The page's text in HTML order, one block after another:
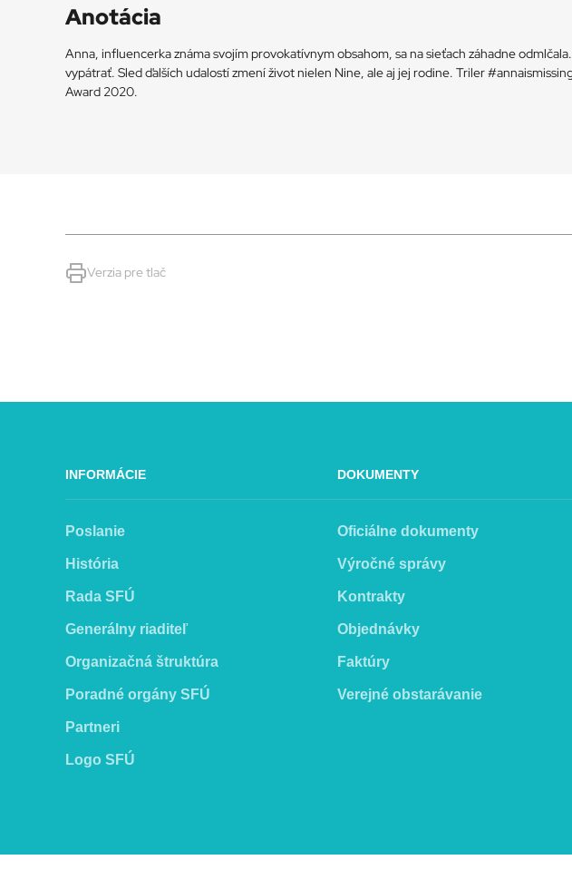
Anotácia
Anna, influencerka známa svojím provokatívnym obsahom, sa na sieťach záhadne
vypátrať. Sled ďalších udalostí zmení život nielen Nine, ale aj jej rodine. Triler
Award 2020.
Verzia pre tlač
INFORMÁCIE
Poslanie
História
Rada SFÚ
Generálny riaditeľ
Organizačná štruktúra
Poradné orgány SFÚ
Partneri
Logo SFÚ
DOKUMENTY
Oficiálne dokumenty
Výročné správy
Kontrakty
Objednávky
Faktúry
Verejné obstarávanie